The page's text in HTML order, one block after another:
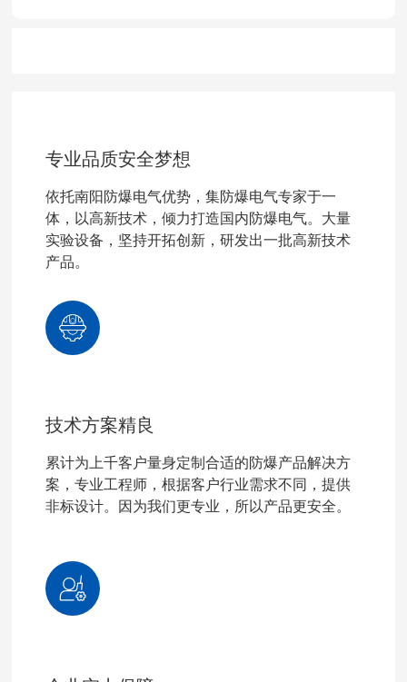
专业品质安全梦想
依托南阳防爆电气优势，集防爆电气专家于一
体，以高新技术，倾力打造国内防爆电气。大量
实验设备，坚持开拓创新，研发出一批高新技术
产品。
技术方案精良
累计为上千客户量身定制合适的防爆产品解决方
案，专业工程师，根据客户行业需求不同，提供
非标设计。因为我们更专业，所以产品更安全。